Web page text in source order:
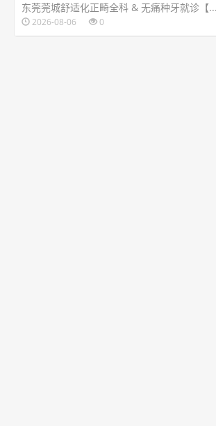
东莞莞城舒适化正畸全科 & 无痛种牙就诊【
2026-08-06 0